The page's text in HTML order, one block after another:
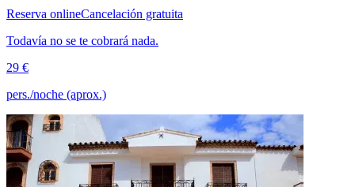
Reserva onlineCancelación gratuita
Todavía no se te cobrará nada.
29 €
pers./noche (aprox.)